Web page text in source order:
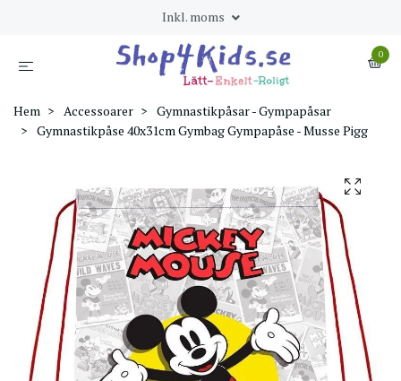
Inkl. moms
0
Hem Accessoarer
Gymnastikpåsar - Gympapåsar
Gymnastikpåse 40x31cm Gymbag Gympapåse - Musse Pigg